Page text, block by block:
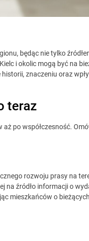
będąc nie tylko
i okolic mogą być na
znaczeniu oraz
teraz
aż po współczesność.
rozwoju prasy na
na źródło informacji o
mieszkańców o